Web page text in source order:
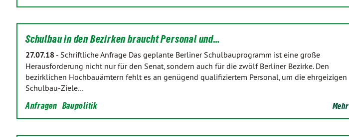
Schulbau in den Bezirken braucht Personal und…
27.07.18 - Schriftliche Anfrage Das geplante Berliner Schulbauprogramm ist eine große
Herausforderung nicht nur für den Senat, sondern auch für die zwölf Berliner Bezirke. Den
bezirklichen Hochbauämtern fehlt es an genügend qualifiziertem Personal, um die ehrgeizigen
Schulbau-Ziele…
Anfragen Baupolitik Mehr